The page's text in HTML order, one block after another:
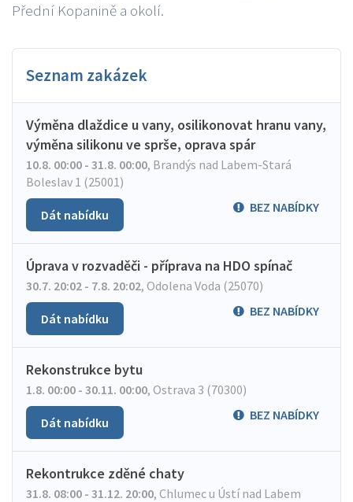
Přední Kopanině a okolí.
Seznam zakázek
Výměna dlaždice u vany, osilikonovat hranu vany,
výměna silikonu ve sprše, oprava spár
10.8. 00:00 - 31.8. 00:00, Brandýs nad Labem-Stará
Boleslav 1 (25001)
BEZ NABÍDKY
Dát nabídku
Úprava v rozvaděči - příprava na HDO spínač
30.7. 20:02 - 7.8. 20:02, Odolena Voda (25070)
BEZ NABÍDKY
Dát nabídku
Rekonstrukce bytu
1.8. 00:00 - 30.11. 00:00, Ostrava 3 (70300)
BEZ NABÍDKY
Dát nabídku
Rekontrukce zděné chaty
31.8. 08:00 - 31.12. 20:00, Chlumec u Ústí nad Labem